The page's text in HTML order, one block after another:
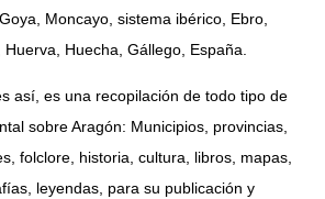
Moncayo, sistema ibérico, Ebro,
Huecha, Gállego, España.
así, es una recopilación de todo tipo de
sobre Aragón: Municipios, provincias,
folclore, historia, cultura, libros, mapas,
leyendas, para su publicación y